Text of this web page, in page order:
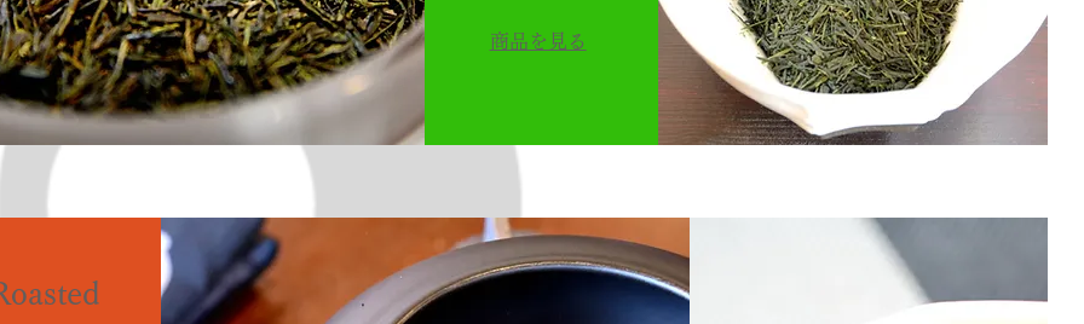
商品を見る